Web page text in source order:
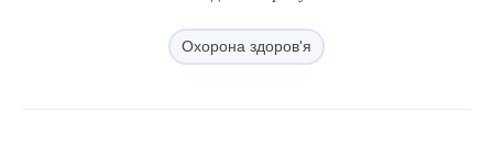
Охорона здоров'я